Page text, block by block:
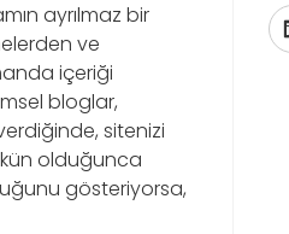
ayrılmaz bir
ve
içeriği
bloglar,
sitenizi
olduğunca
gösteriyorsa,